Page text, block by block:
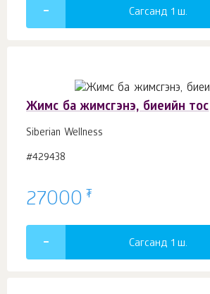
Сагсанд 1 ш.
Жимс ба жимсгэнэ, биеийн тос
Siberian Wellness
#429438
27000 ₮
Сагсанд 1 ш.